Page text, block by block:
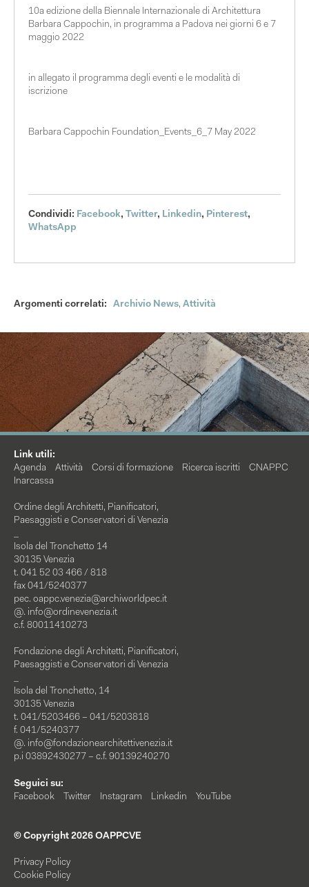
10a edizione della Biennale Internazionale di Architettura
Barbara Cappochin, in programma a Padova nei giorni 6 e 7
maggio 2022
in allegato il programma degli eventi e le modalità di
iscrizione
Barbara Cappochin Foundation_Events_6_7 May 2022
Condividi: Facebook, Twitter, Linkedin, Pinterest,
WhatsApp
Argomenti correlati: Archivio News, Attività
Link utili:
Agenda
Attività Corsi di formazione Ricerca iscritti
CNAPPC
Inarcassa
Ordine degli Architetti, Pianificatori,
Paesaggisti e Conservatori di Venezia
Isola del Tronchetto 14
30135 Venezia
t. 041 52 03 466 / 818
fax 041/5240377
pec. oappc.venezia@archiworldpec.it
@. info@ordinevenezia.it
c.f. 80011410273
Fondazione degli Architetti, Pianificatori,
Paesaggisti e Conservatori di Venezia
Isola del Tronchetto, 14
30135 Venezia
t. 041/5203466 – 041/5203818
f. 041/5240377
@. info@fondazionearchitettivenezia.it
p.i 03892430277 – c.f. 90139240270
Seguici su:
Facebook
Twitter Instagram Linkedin YouTube
© Copyright 2026 OAPPCVE
Privacy Policy
Cookie Policy